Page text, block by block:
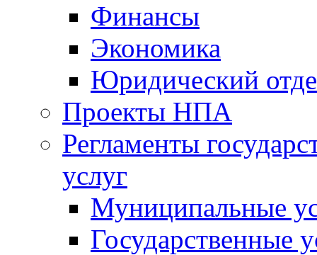
Финансы
Экономика
Юридический
Проекты НПА
Регламенты
услуг
Муниципальные
Государственные